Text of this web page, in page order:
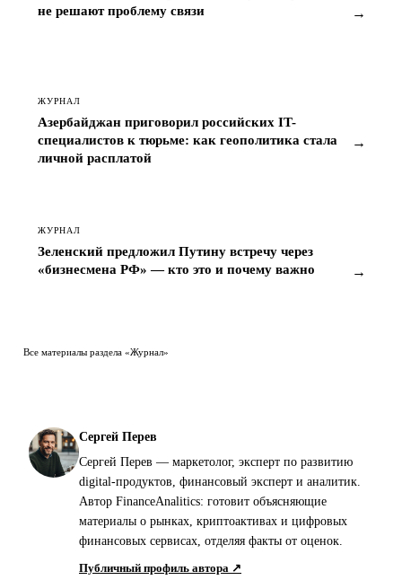
не решают проблему связи
→
ЖУРНАЛ
Азербайджан приговорил российских IT-
специалистов к тюрьме: как геополитика стала
личной расплатой
→
ЖУРНАЛ
Зеленский предложил Путину встречу через
«бизнесмена РФ» — кто это и почему важно
→
Все материалы раздела «Журнал»
Сергей Перев
Сергей Перев — маркетолог, эксперт по развитию
digital-продуктов, финансовый эксперт и аналитик.
Автор FinanceAnalitics: готовит объясняющие
материалы о рынках, криптоактивах и цифровых
финансовых сервисах, отделяя факты от оценок.
Публичный профиль автора ↗